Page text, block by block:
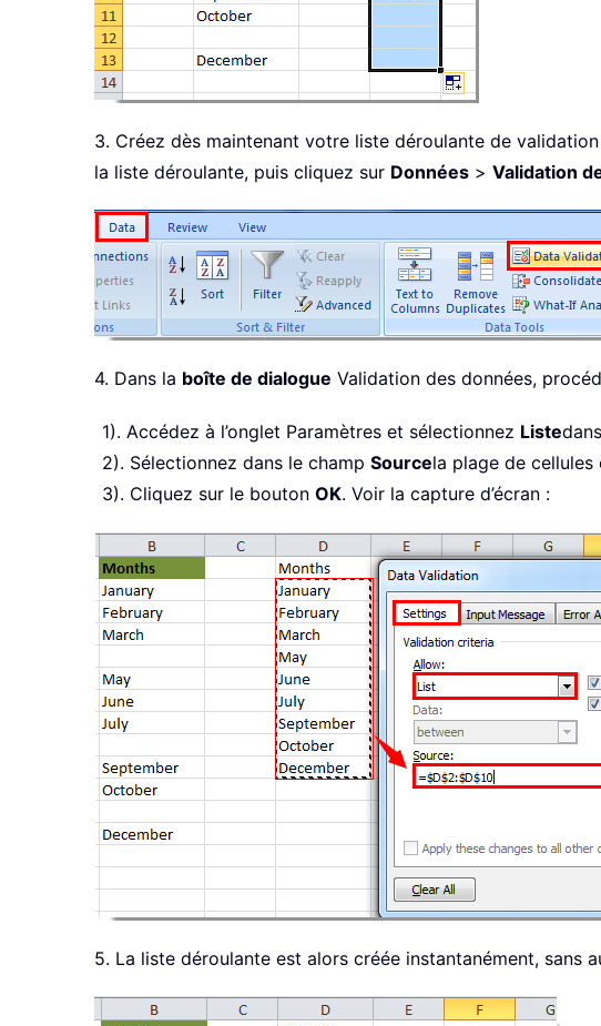
3. Créez dès maintenant votre liste déroulante de
la liste déroulante, puis cliquez sur Données > Validation
4. Dans la boîte de dialogue Validation des données,
1). Accédez à l’onglet Paramètres et sélectionnez Liste
2). Sélectionnez dans le champ Sourcela plage de
3). Cliquez sur le bouton OK. Voir la capture d’écran :
5. La liste déroulante est alors créée instantanément, sans